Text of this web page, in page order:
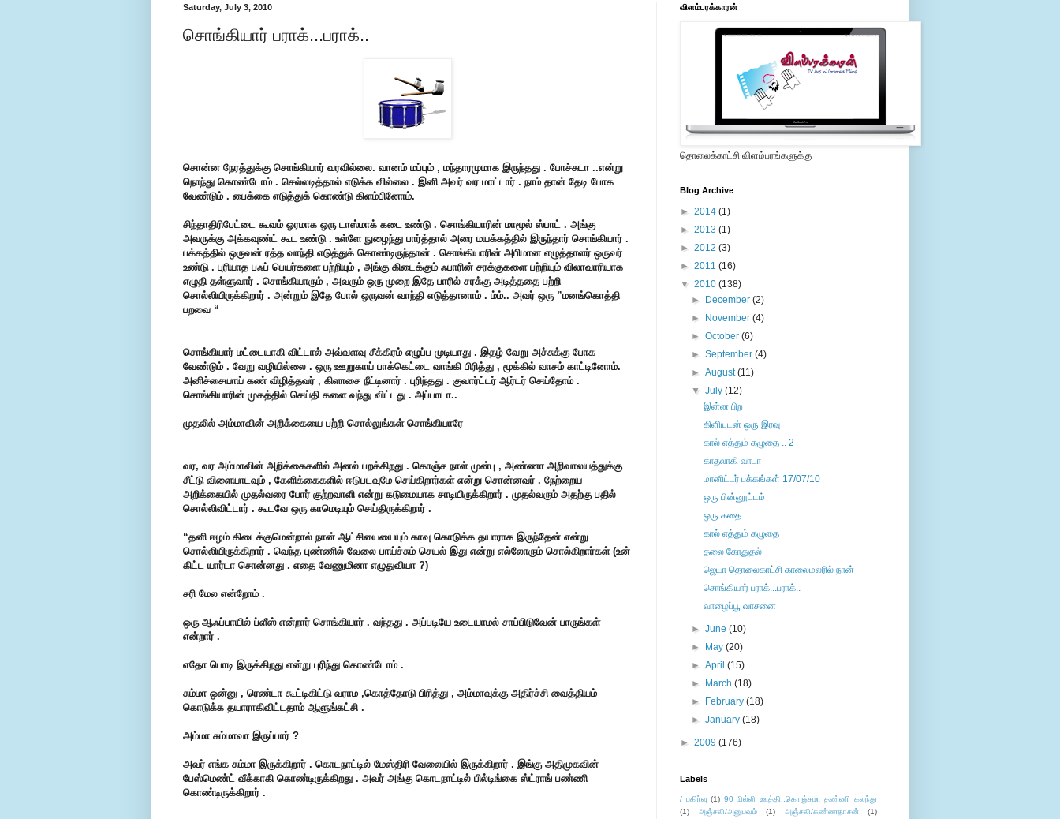
Saturday, July 3, 2010
சொங்கியார் பராக்...பராக்..
சொன்ன நேரத்துக்கு சொங்கியார் வரவில்லை. வானம் மப்பும் , மந்தாரமுமாக இருந்தது . போச்சுடா ..என்று
நொந்து கொண்டோம் . செல்லடித்தால் எடுக்க வில்லை . இனி அவர் வர மாட்டார் . நாம் தான் தேடி போக
வேண்டும் . பைக்கை எடுத்துக் கொண்டு கிளம்பினோம்.
சிந்தாதிரிபேட்டை கூவம் ஓரமாக ஒரு டாஸ்மாக் கடை உண்டு . சொங்கியாரின் மாமூல் ஸ்பாட் . அங்கு
அவருக்கு அக்கவுண்ட் கூட உண்டு . உள்ளே நுழைந்து பார்த்தால் அரை மயக்கத்தில் இருந்தார் சொங்கியார் .
பக்கத்தில் ஒருவன் ரத்த வாந்தி எடுத்துக் கொண்டிருந்தான் . சொங்கியாரின் அபிமான எழுத்தாளர் ஒருவர்
உண்டு . புரியாத பஃப் பெயர்களை பற்றியும் , அங்கு கிடைக்கும் ஃபாரின் சரக்குகளை பற்றியும் விலாவாரியாக
எழுதி தள்ளுவார் . சொங்கியாரும் , அவரும் ஒரு முறை இதே பாரில் சரக்கு அடித்ததை பற்றி
சொல்லியிருக்கிறார் . அன்றும் இதே போல் ஒருவன் வாந்தி எடுத்தானாம் . ம்ம்.. அவர் ஒரு ”மனங்கொத்தி
பறவை “
சொங்கியார் மட்டையாகி விட்டால் அவ்வளவு சீக்கிரம் எழுப்ப முடியாது . இதழ் வேறு அச்சுக்கு போக
வேண்டும் . வேறு வழியில்லை . ஒரு ஊறுகாய் பாக்கெட்டை வாங்கி பிரித்து , மூக்கில் வாசம் காட்டினோம்.
அனிச்சையாய் கண் விழித்தவர் , கிளாசை நீட்டினார் . புரிந்தது . குவார்ட்டர் ஆர்டர் செய்தோம் .
சொங்கியாரின் முகத்தில் செய்தி களை வந்து விட்டது . அப்பாடா..
முதலில் அம்மாவின் அறிக்கையை பற்றி சொல்லுங்கள் சொங்கியாரே
வர, வர அம்மாவின் அறிக்கைகளில் அனல் பறக்கிறது . கொஞ்ச நாள் முன்பு , அண்ணா அறிவாலயத்துக்கு
சீட்டு விளையாடவும் , கேளிக்கைகளில் ஈடுபடவுமே செய்கிறார்கள் என்று சொன்னவர் . நேற்றைய
அறிக்கையில் முதல்வரை போர் குற்றவாளி என்று கடுமையாக சாடியிருக்கிறார் . முதல்வரும் அதற்கு பதில்
சொல்லிவிட்டார் . கூடவே ஒரு காமெடியும் செய்திருக்கிறார் .
“தனி ஈழம் கிடைக்குமென்றால் நான் ஆட்சியையையும் காவு கொடுக்க தயாராக இருந்தேன் என்று
சொல்லியிருக்கிறார் . வெந்த புண்ணில் வேலை பாய்ச்சும் செயல் இது என்று எல்லோரும் சொல்கிறார்கள் (உன்
கிட்ட யார்டா சொன்னது . எதை வேணுமினா எழுதுவியா ?)
சரி மேல என்றோம் .
ஒரு ஆஃப்பாயில் ப்ளீஸ் என்றார் சொங்கியார் . வந்தது . அப்படியே உடையாமல் சாப்பிடுவேன் பாருங்கள்
என்றார் .
எதோ பொடி இருக்கிறது என்று புரிந்து கொண்டோம் .
சும்மா ஒன்னு , ரெண்டா கூட்டிகிட்டு வராம ,கொத்தோடு பிரித்து , அம்மாவுக்கு அதிர்ச்சி வைத்தியம்
கொடுக்க தயாராகிவிட்டதாம் ஆளுங்கட்சி .
அம்மா சும்மாவா இருப்பார் ?
அவர் எங்க சும்மா இருக்கிறார் . கொடநாட்டில் மேஸ்திரி வேலையில் இருக்கிறார் . இங்கு அதிமுகவின்
பேஸ்மெண்ட் வீக்காகி கொண்டிருக்கிறது . அவர் அங்கு கொடநாட்டில் பில்டிங்கை ஸ்ட்ராங் பண்ணி
கொண்டிருக்கிறார் .
விளம்பரக்காரன்
தொலைக்காட்சி விளம்பரங்களுக்கு
Blog Archive
► 2014 (1)
► 2013 (1)
► 2012 (3)
► 2011 (16)
▼ 2010 (138)
►
December(2)
►
November(4)
►October(6)
►September(4)
►August(11)
▼July(12)
இன்ன பிற
கிளியுடன் ஒரு இரவு
கால் எத்தும் கழுதை .. 2
காதலாகி வாடா
மானிட்டர் பக்கங்கள் 17/07/10
ஒரு பின்னூட்டம்
ஒரு கதை
கால் எத்தும் கழுதை
தலை கோதுதல்
ஜெயா தொலைகாட்சி காலைமலரில் நான்
சொங்கியார் பராக்...பராக்..
வாழைப்பூ வாசனை
►June(10)
►
May(20)
►April(15)
►
March(18)
►
February(18)
►January(18)
► 2009 (176)
Labels
/ பகிர்வு (1) 90 மில்லி ஊத்தி..கொஞ்சமா தண்ணி கலந்து
(1)
அஞ்சலி/அனுபவம் (1) அஞ்சலி/கண்ணதாசன்
(1)